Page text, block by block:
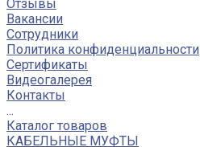
Отзывы
Вакансии
Сотрудники
Политика конфиденциальности
Сертификаты
Видеогалерея
Контакты
...
Каталог товаров
КАБЕЛЬНЫЕ МУФТЫ